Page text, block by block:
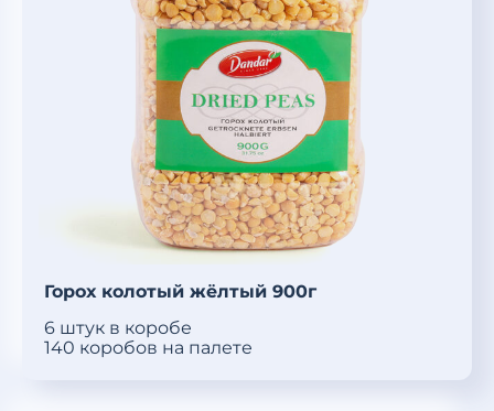
Горох колотый жёлтый 900г
6 штук в коробе
140 коробов на палете